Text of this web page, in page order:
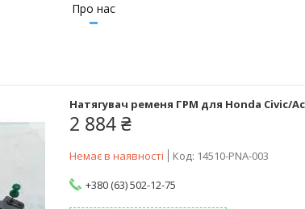
Про нас
Натягувач ременя ГРМ для Honda Civic/
2 884 ₴
Немає в наявності Код: 14510-PNA-003
+380 (63) 502-12-75